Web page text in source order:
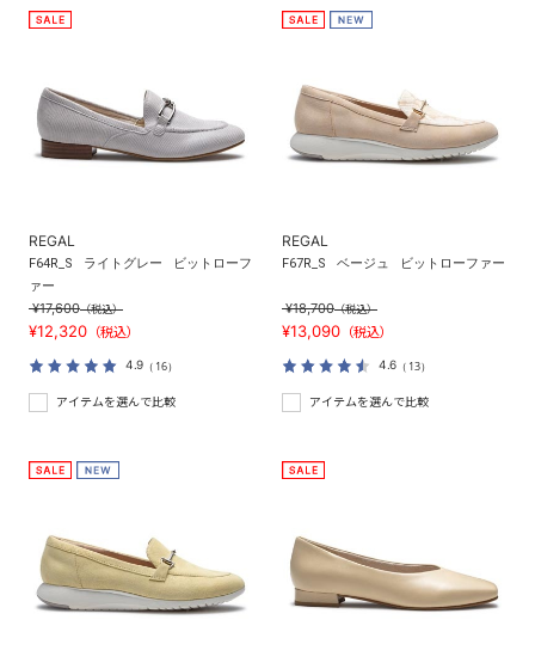
REGAL
F64R_S ライトグレー
ビットローフ
ァー
¥17,600（税込）
¥12,320 （税込）
4.9 （16）
アイテムを選んで比較
REGAL
F67R_S ベージュ ビットローファー
¥18,700（税込）
¥13,090 （税込）
4.6 （13）
アイテムを選んで比較